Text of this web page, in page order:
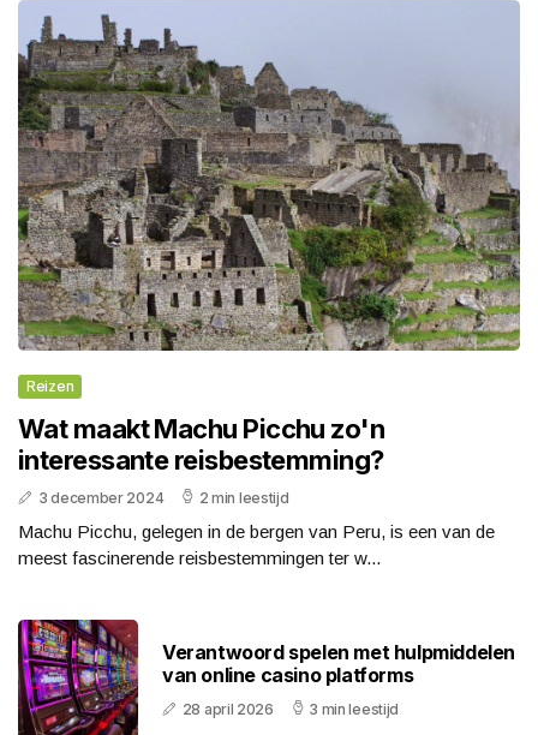
Reizen
Wat maakt Machu Picchu zo'n
interessante reisbestemming?
3 december 2024 2 min leestijd
Machu Picchu, gelegen in de bergen van Peru, is een van de
meest fascinerende reisbestemmingen ter w...
Verantwoord spelen met hulpmiddelen
van online casino platforms
28 april 2026 3 min leestijd